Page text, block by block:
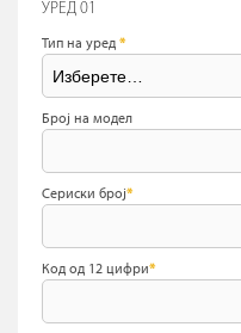
УРЕД 01
Тип на уред *
Број на модел
Сериски број*
Код од 12 цифри*